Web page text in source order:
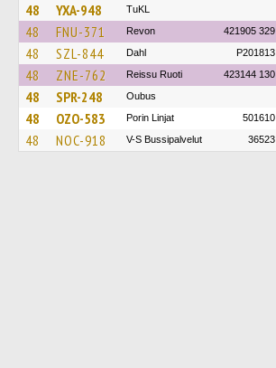
48 YXA-948 TuKL
48 FNU-371 Revon 421905 329
48 SZL-844 Dahl P201813
48 ZNE-762 Reissu Ruoti 423144 130
48 SPR-248 Oubus
48 OZO-583 Porin Linjat 501610
48 NOC-918 V-S Bussipalvelut 36523